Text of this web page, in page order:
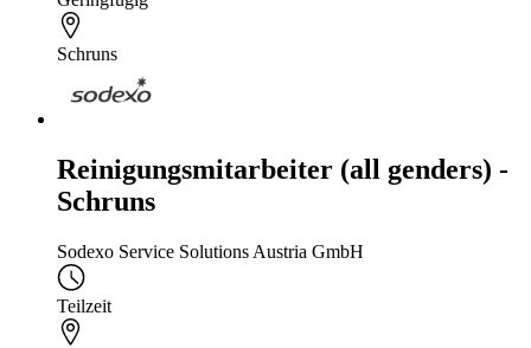
Schruns
Reinigungsmitarbeiter (all genders) -
Schruns
Sodexo Service Solutions Austria GmbH
Teilzeit